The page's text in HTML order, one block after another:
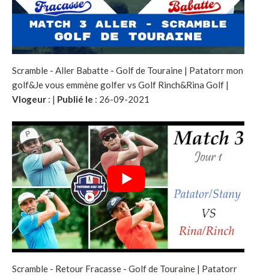
Scramble - Aller Babatte - Golf de Touraine | Patatorr mon
golf&Je vous emmène golfer vs Golf Rinch&Rina Golf |
Vlogeur : | Publié le : 26-09-2021
Scramble - Retour Fracasse - Golf de Touraine | Patatorr